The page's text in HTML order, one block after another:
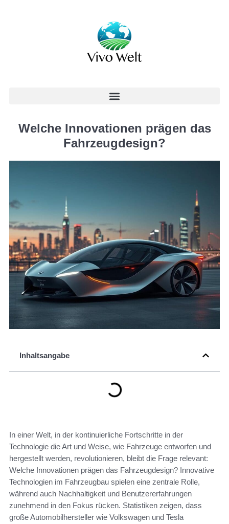
Welche Innovationen prägen das
Fahrzeugdesign?
Inhaltsangabe
In einer Welt, in der kontinuierliche Fortschritte in der
Technologie die Art und Weise, wie Fahrzeuge entworfen und
hergestellt werden, revolutionieren, bleibt die Frage relevant:
Welche Innovationen prägen das Fahrzeugdesign? Innovative
Technologien im Fahrzeugbau spielen eine zentrale Rolle,
während auch Nachhaltigkeit und Benutzererfahrungen
zunehmend in den Fokus rücken. Statistiken zeigen, dass
große Automobilhersteller wie Volkswagen und Tesla